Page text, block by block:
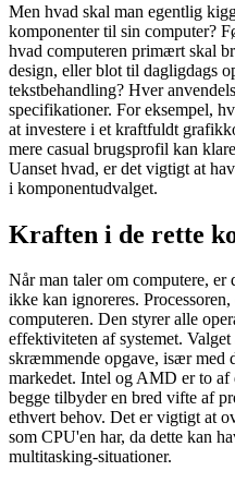
Men hvad skal man egentlig
komponenter til sin computer?
hvad computeren primært skal
design, eller blot til dagligdags
tekstbehandling? Hver
specifikationer. For eksempel,
at investere i et kraftfuldt
mere casual brugsprofil kan
Uanset hvad, er det vigtigt at
i komponentudvalget.
Kraften i de rette
Når man taler om computere, er
ikke kan ignoreres.
computeren. Den styrer alle
effektiviteten af systemet.
skræmmende opgave, især med
markedet. Intel og AMD er to af
begge tilbyder en bred vifte af
ethvert behov. Det er vigtigt at
som CPU'en har, da dette kan
multitasking-situationer.